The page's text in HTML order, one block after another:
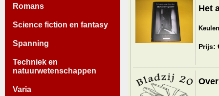
Romans
Science fiction en fantasy
Spanning
Techniek en
natuurwetenschappen
Varia
Het
Prijs: